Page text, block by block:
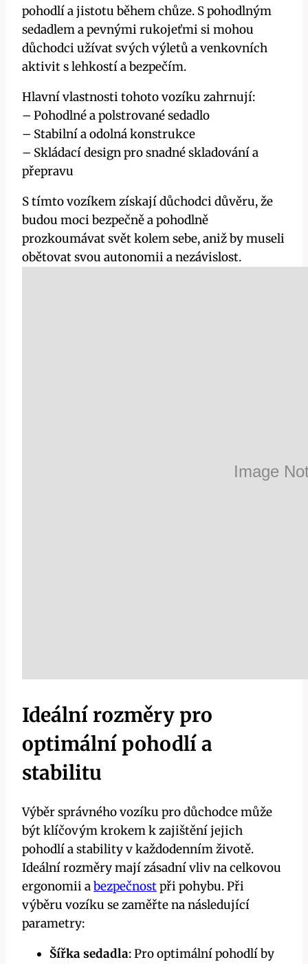
pohodlí a jistotu během chůze. S pohodlným
sedadlem a pevnými rukojeťmi si mohou
důchodci užívat svých výletů a venkovních
aktivit s lehkostí a bezpečím.
Hlavní vlastnosti tohoto vozíku zahrnují:
– Pohodlné a polstrované sedadlo
– Stabilní a odolná konstrukce
– Skládací design pro snadné skladování a
přepravu
S tímto vozíkem získají důchodci důvěru, že
budou moci bezpečně a pohodlně
prozkoumávat svět kolem sebe, aniž by museli
obětovat svou autonomii a nezávislost.
Ideální rozměry pro
optimální pohodlí a
stabilitu
Výběr správného vozíku pro důchodce může
být klíčovým krokem k zajištění jejich
pohodlí a stability v každodenním životě.
Ideální rozměry mají zásadní vliv na celkovou
ergonomii abezpečnostpři pohybu. Při
výběru vozíku se zaměřte na následující
parametry:
Šířka sedadla: Pro optimální pohodlí by